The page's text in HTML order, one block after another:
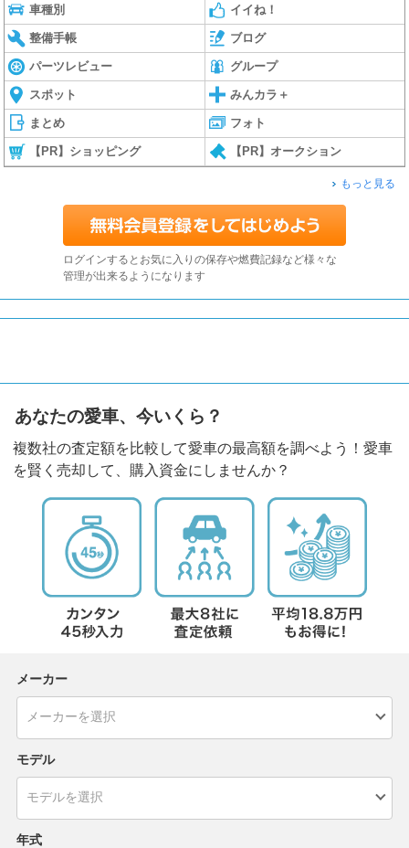
車種別 イイね！
整備手帳 ブログ
パーツレビュー グループ
スポット みんカラ＋
まとめ フォト
【PR】ショッピング 【PR】オークション
もっと見る
ログインするとお気に入りの保存や燃費記録など様々な
管理が出来るようになります
あなたの愛車、今いくら？
複数社の査定額を比較して愛車の最高額を調べよう！愛車
を賢く売却して、購入資金にしませんか？
メーカー
モデル
年式